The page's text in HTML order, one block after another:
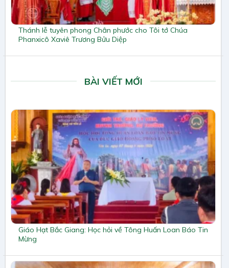
Thánh lễ tuyên phong Chân phước cho Tôi tớ Chúa
Phanxicô Xaviê Trương Bửu Diệp
BÀI VIẾT MỚI
Giáo Hạt Bắc Giang: Học hỏi về Tông Huấn Loan Báo Tin
Mừng